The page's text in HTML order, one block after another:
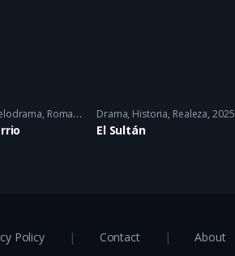
, Romance Drama, Historia, Realeza 2025
El Sultán
Policy Contact About